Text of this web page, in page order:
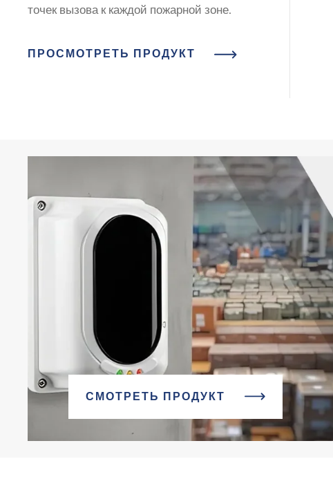
точек вызова к каждой пожарной зоне.
ПРОСМОТРЕТЬ ПРОДУКТ
СМОТРЕТЬ ПРОДУКТ